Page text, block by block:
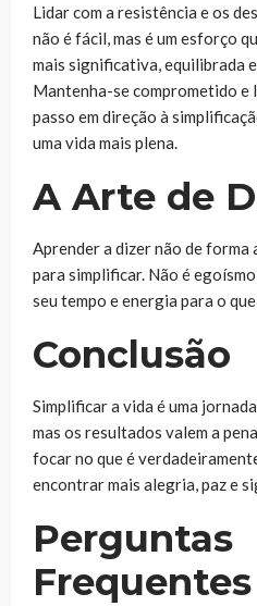
Lidar com a resistência e os
não é fácil, mas é um esforço
mais significativa, equilibrada
Mantenha-se comprometido e
passo em direção à
uma vida mais plena.
A Arte de
Aprender a dizer não de
para simplificar. Não é
seu tempo e energia para o
Conclusão
Simplificar a vida é uma
mas os resultados valem a
focar no que é
encontrar mais alegria, paz e
Perguntas
Frequentes